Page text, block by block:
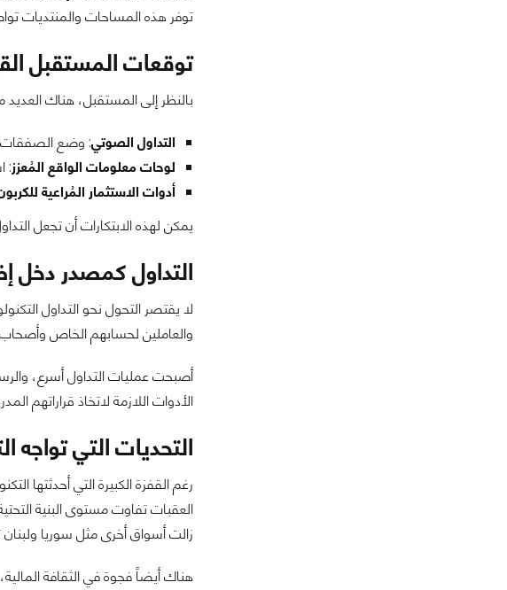
توفر هذه المساحات والمنتديات
توقعات المستقبل
بالنظر إلى المستقبل، هناك
التداول الصوتي: وضع الصفقات من
لوحات معلومات الواقع المُعزز:
أدوات الاستثمار المُراعية
يمكن لهذه الابتكارات أن تجعل
التداول كمصدر دخل
لا يقتصر التحول نحو التداول
والعاملين لحسابهم الخاص وأصحاب
أصبحت عمليات التداول أسرع،
الأدوات اللازمة لاتخاذ قراراتهم
التحديات التي تواجه
رغم القفزة الكبيرة التي أحدثتها
العقبات تفاوت مستوى البنية
زالت أسواق أخرى مثل سوريا
هناك أيضاً فجوة في الثقافة